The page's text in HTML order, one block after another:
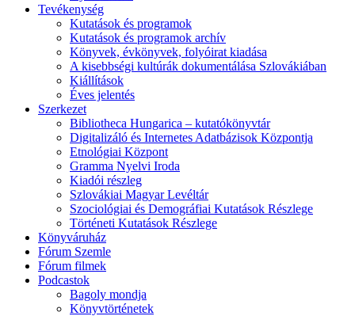
Tevékenység
Kutatások és programok
Kutatások és programok archív
Könyvek, évkönyvek, folyóirat kiadása
A kisebbségi kultúrák dokumentálása Szlovákiában
Kiállítások
Éves jelentés
Szerkezet
Bibliotheca Hungarica – kutatókönyvtár
Digitalizáló és Internetes Adatbázisok Központja
Etnológiai Központ
Gramma Nyelvi Iroda
Kiadói részleg
Szlovákiai Magyar Levéltár
Szociológiai és Demográfiai Kutatások Részlege
Történeti Kutatások Részlege
Könyváruház
Fórum Szemle
Fórum filmek
Podcastok
Bagoly mondja
Könyvtörténetek